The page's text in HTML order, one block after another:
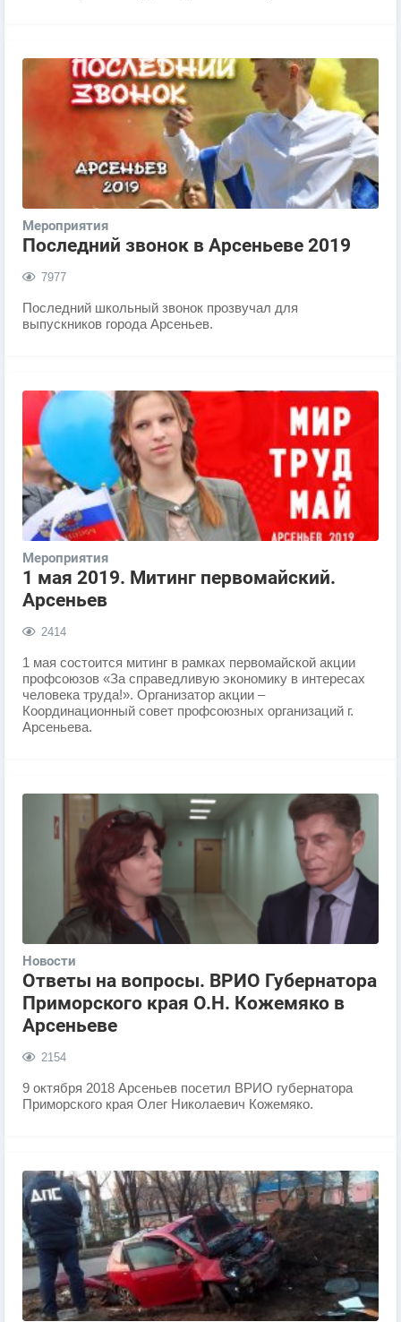
Мероприятия
Последний звонок в Арсеньеве 2019
7977
Последний школьный звонок прозвучал для
выпускников города Арсеньев.
Мероприятия
1 мая 2019. Митинг первомайский.
Арсеньев
2414
1 мая состоится митинг в рамках первомайской акции
профсоюзов «За справедливую экономику в интересах
человека труда!». Организатор акции –
Координационный совет профсоюзных организаций г.
Арсеньева.
Новости
Ответы на вопросы. ВРИО Губернатора
Приморского края О.Н. Кожемяко в
Арсеньеве
2154
9 октября 2018 Арсеньев посетил ВРИО губернатора
Приморского края Олег Николаевич Кожемяко.